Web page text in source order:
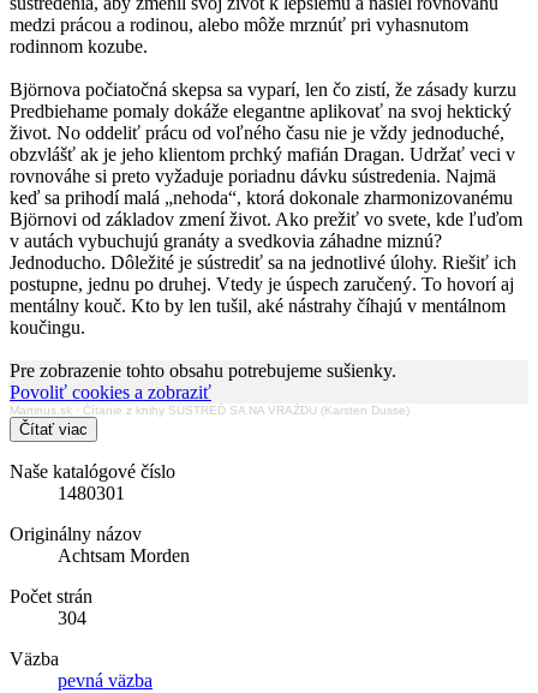
medzi prácou a rodinou, alebo môže mrznúť pri vyhasnutom
rodinnom kozube.
Björnova počiatočná skepsa sa vyparí, len čo zistí, že zásady kurzu
Predbiehame pomaly dokáže elegantne aplikovať na svoj hektický
život. No oddeliť prácu od voľného času nie je vždy jednoduché,
obzvlášť ak je jeho klientom prchký mafián Dragan. Udržať veci v
rovnováhe si preto vyžaduje poriadnu dávku sústredenia. Najmä
keď sa prihodí malá „nehoda“, ktorá dokonale zharmonizovanému
Björnovi od základov zmení život. Ako prežiť vo svete, kde ľuďom
v autách vybuchujú granáty a svedkovia záhadne miznú?
Jednoducho. Dôležité je sústrediť sa na jednotlivé úlohy. Riešiť ich
postupne, jednu po druhej. Vtedy je úspech zaručený. To hovorí aj
mentálny kouč. Kto by len tušil, aké nástrahy číhajú v mentálnom
koučingu.
Pre zobrazenie tohto obsahu potrebujeme sušienky.
Povoliť cookies a zobraziť
Martinus.sk · Čítanie z knihy SÚSTREĎ SA NA VRAŽDU (Karsten Dusse)
Čítať viac
Naše katalógové číslo
1480301
Originálny názov
Achtsam Morden
Počet strán
304
Väzba
pevná väzba